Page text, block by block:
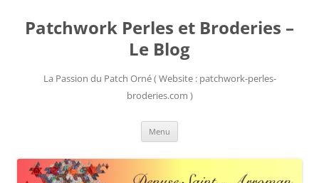
Patchwork Perles et Broderies –
Le Blog
La Passion du Patch Orné ( Website : patchwork-perles-
broderies.com )
Menu